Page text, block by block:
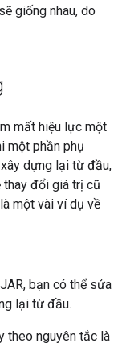
giống nhau, do
mất hiệu lực một
một phần phụ
dựng lại từ đầu,
thay đổi giá trị cũ
một vài ví dụ về
bạn có thể sửa
lại từ đầu.
theo nguyên tắc là